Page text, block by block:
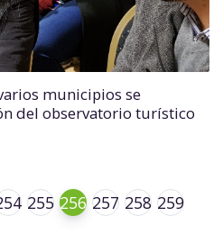
municipios se
del observatorio turístico
255 256 257 258 259